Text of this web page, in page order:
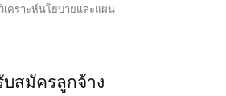
เคราะห์นโยบายและแผน
บสมัครลูกจ้าง